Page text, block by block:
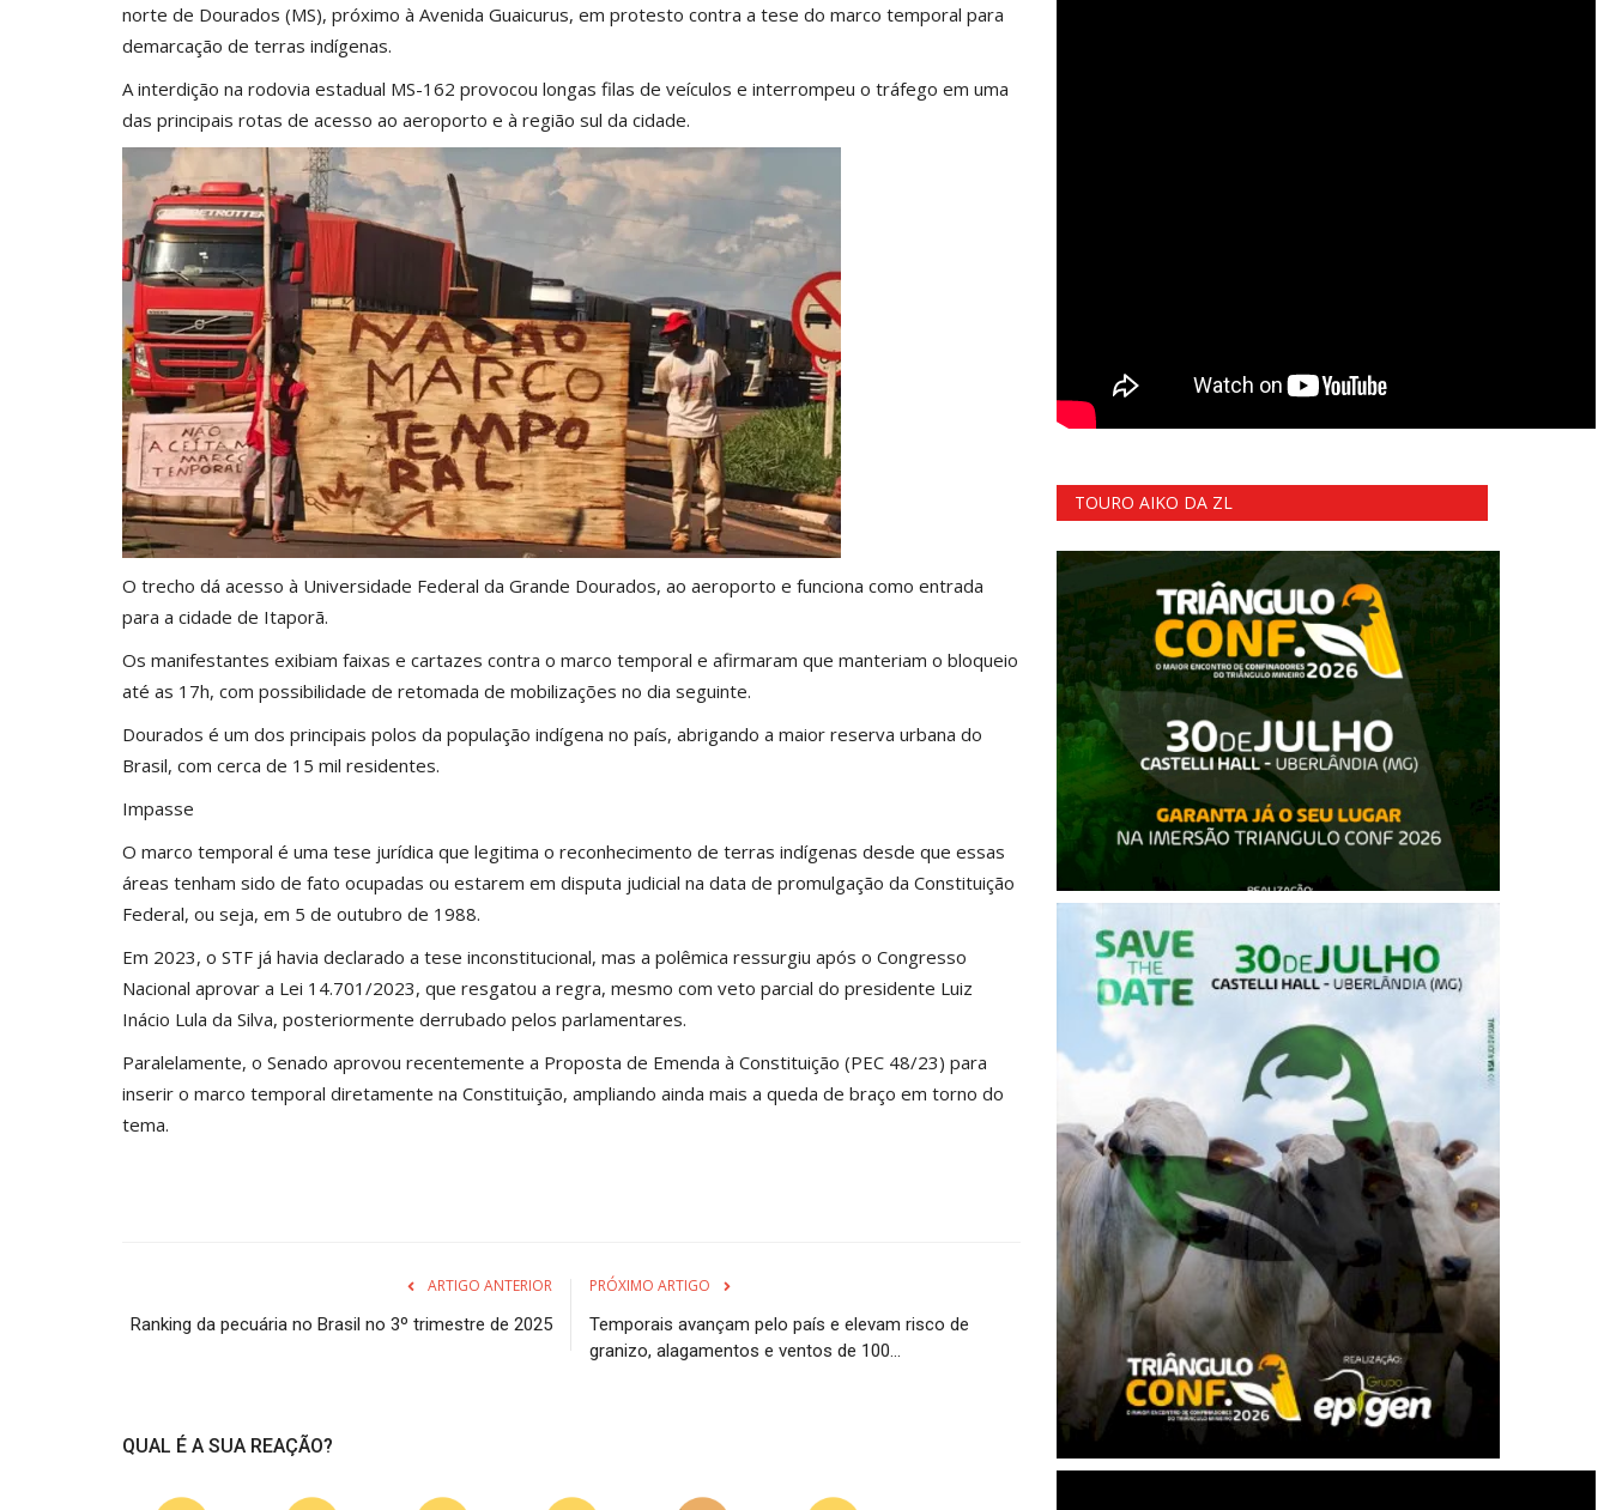
norte de Dourados (MS), próximo à Avenida Guaicurus, em protesto contra a tese do marco temporal para
demarcação de terras indígenas.
A interdição na rodovia estadual MS-162 provocou longas filas de veículos e interrompeu o tráfego em uma
das principais rotas de acesso ao aeroporto e à região sul da cidade.
O trecho dá acesso à Universidade Federal da Grande Dourados, ao aeroporto e funciona como entrada
para a cidade de Itaporã.
Os manifestantes exibiam faixas e cartazes contra o marco temporal e afirmaram que manteriam o bloqueio
até as 17h, com possibilidade de retomada de mobilizações no dia seguinte.
Dourados é um dos principais polos da população indígena no país, abrigando a maior reserva urbana do
Brasil, com cerca de 15 mil residentes.
Impasse
O marco temporal é uma tese jurídica que legitima o reconhecimento de terras indígenas desde que essas
áreas tenham sido de fato ocupadas ou estarem em disputa judicial na data de promulgação da Constituição
Federal, ou seja, em 5 de outubro de 1988.
Em 2023, o STF já havia declarado a tese inconstitucional, mas a polêmica ressurgiu após o Congresso
Nacional aprovar a Lei 14.701/2023, que resgatou a regra, mesmo com veto parcial do presidente Luiz
Inácio Lula da Silva, posteriormente derrubado pelos parlamentares.
Paralelamente, o Senado aprovou recentemente a Proposta de Emenda à Constituição (PEC 48/23) para
inserir o marco temporal diretamente na Constituição, ampliando ainda mais a queda de braço em torno do
tema.
ARTIGO ANTERIOR
Ranking da pecuária no Brasil no 3º trimestre de 2025
PRÓXIMO ARTIGO
Temporais avançam pelo país e elevam risco de
granizo, alagamentos e ventos de 100...
QUAL É A SUA REAÇÃO?
TOURO AIKO DA ZL